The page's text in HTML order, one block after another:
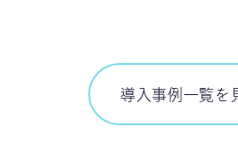
導入事例一覧を